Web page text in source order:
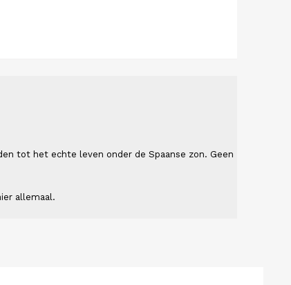
tot het echte leven onder de Spaanse zon. Geen
allemaal.